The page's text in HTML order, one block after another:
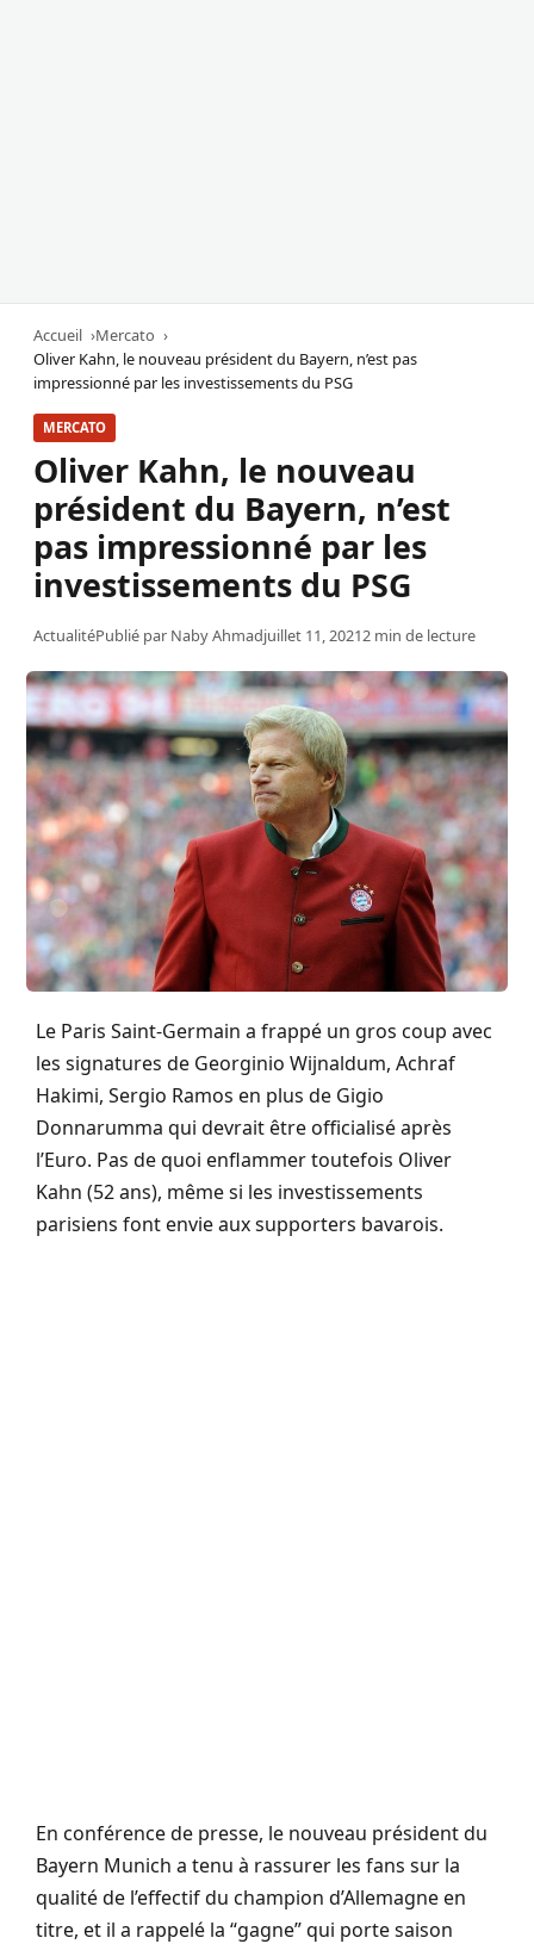
Accueil
Mercato
Oliver Kahn, le nouveau président du Bayern, n’est pas
impressionné par les investissements du PSG
MERCATO
Oliver Kahn, le nouveau
président du Bayern, n’est
pas impressionné par les
investissements du PSG
ActualitéPublié par Naby Ahmadjuillet 11, 20212 min de lecture
Le Paris Saint-Germain a frappé un gros coup avec
les signatures de Georginio Wijnaldum, Achraf
Hakimi, Sergio Ramos en plus de Gigio
Donnarumma qui devrait être officialisé après
l’Euro. Pas de quoi enflammer toutefois Oliver
Kahn (52 ans), même si les investissements
parisiens font envie aux supporters bavarois.
En conférence de presse, le nouveau président du
Bayern Munich a tenu à rassurer les fans sur la
qualité de l’effectif du champion d’Allemagne en
titre, et il a rappelé la “gagne” qui porte saison